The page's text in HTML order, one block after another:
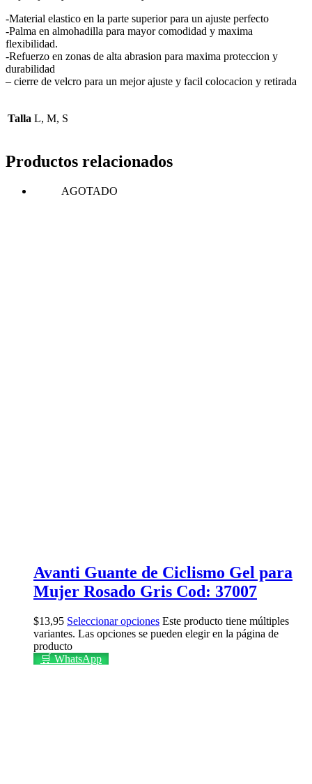
-Material elastico en la parte superior para un ajuste perfecto
-Palma en almohadilla para mayor comodidad y maxima
flexibilidad.
-Refuerzo en zonas de alta abrasion para maxima proteccion y
durabilidad
– cierre de velcro para un mejor ajuste y facil colocacion y retirada
Talla L, M, S
Productos relacionados
AGOTADO
Avanti Guante de Ciclismo Gel para
Mujer Rosado Gris Cod: 37007
$13,95 Seleccionar opciones Este producto tiene múltiples
variantes. Las opciones se pueden elegir en la página de
producto
🛒 WhatsApp